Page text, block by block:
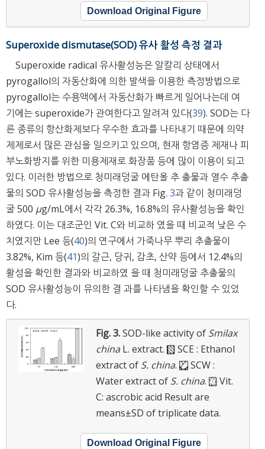
Download Original Figure
Superoxide dismutase(SOD) 유사 활성 측정 결과
Superoxide radical 유사활성능은 알칼리 상태에서
pyrogallol의 자동산화에 의한 발색을 이용한 측정방법으로
pyrogallol는 수용액에서 자동산화가 빠르게 일어나는데 여
기에는 superoxide가 관여한다고 알려져 있다(39). SOD는 다
른 종류의 항산화제보다 우수한 효과를 나타내기 때문에 의약
제제로서 많은 관심을 일으키고 있으며, 현재 항염증 제재나 피
부노화방지를 위한 미용제재로 화장품 등에 많이 이용이 되고
있다. 이러한 방법으로 청미래덩굴 에탄올 추 출물과 열수 추출
물의 SOD 유사활성능을 측정한 결과 Fig. 3과 같이 청미래덩
굴 500 μg/mL에서 각각 26.3%, 16.8%의 유사활성능을 확인
하였다. 이는 대조군인 Vit. C와 비교하 였을 때 비교적 낮은 수
치였지만 Lee 등(40)의 연구에서 가죽나무 뿌리 추출물이
3.82%, Kim 등(41)의 갈근, 당귀, 감초, 산약 등에서 12.4%의
활성을 확인한 결과와 비교하였 을 때 청미래덩굴 추출물의
SOD 유사활성능이 유의한 결 과를 나타냄을 확인할 수 있었
다.
Fig. 3.SOD-like activity of Smilax
china L. extract.
SCE : Ethanol
extract of S. china.
SCW :
Water extract of S. china.
Vit.
C: ascrobic acid Result are
means±SD of triplicate data.
Download Original Figure